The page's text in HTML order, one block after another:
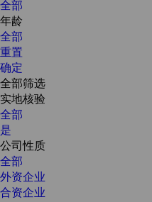
全部
年龄
全部
重置
确定
全部筛选
实地核验
全部
是
公司性质
全部
外资企业
合资企业